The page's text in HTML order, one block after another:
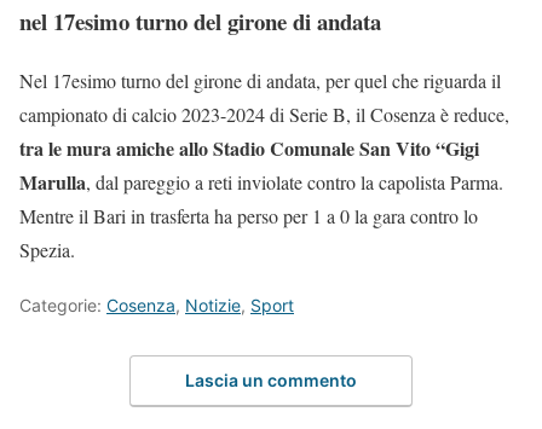
nel 17esimo turno del girone di andata
Nel 17esimo turno del girone di andata, per quel che riguarda il
campionato di calcio 2023-2024 di Serie B, il Cosenza è reduce,
tra le mura amiche allo Stadio Comunale San Vito “Gigi
Marulla, dal pareggio a reti inviolate contro la capolista Parma.
Mentre il Bari in trasferta ha perso per 1 a 0 la gara contro lo
Spezia.
Categorie: Cosenza, Notizie, Sport
Lascia un commento